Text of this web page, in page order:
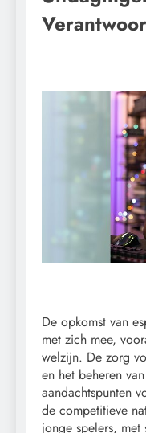
De opkomst van
met zich mee,
welzijn. De zorg
en het beheren
aandachtspunten
de competitieve
jonge spelers, met